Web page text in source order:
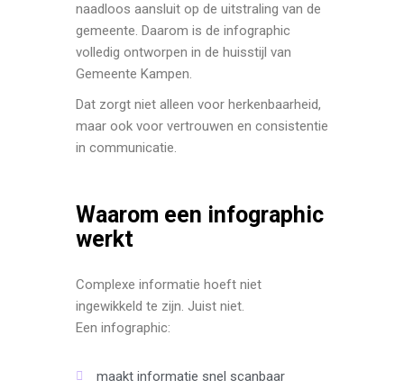
naadloos aansluit op de uitstraling van de
gemeente. Daarom is de infographic
volledig ontworpen in de huisstijl van
Gemeente Kampen.
Dat zorgt niet alleen voor herkenbaarheid,
maar ook voor vertrouwen en consistentie
in communicatie.
Waarom een infographic
werkt
Complexe informatie hoeft niet
ingewikkeld te zijn. Juist niet.
Een infographic:
maakt informatie snel scanbaar